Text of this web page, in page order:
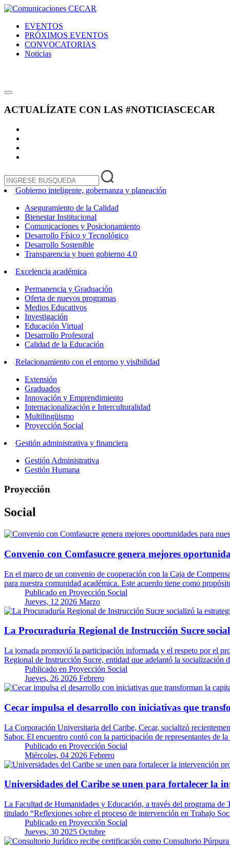
EVENTOS
PRÓXIMOS EVENTOS
CONVOCATORIAS
Noticias
ACTUALÍZATE CON LAS #NOTICIASCECAR
Gobierno inteligente, gobernanza y planeación
Aseguramiento de la Calidad
Bienestar Institucional
Comunicaciones y Posicionamiento
Desarrollo Físico y Tecnológico
Desarrollo Sostenible
Transparencia y buen gobierno 4.0
Excelencia académica
Permanencia y Graduación
Oferta de nuevos programas
Medios Educativos
Investigación
Educación Virtual
Desarrollo Profesoral
Calidad de la Educación
Relacionamiento con el entorno y visibilidad
Extensión
Graduados
Innovación y Emprendimiento
Internacionalización e Interculturalidad
Multilingüismo
Proyección Social
Gestión administrativa y financiera
Gestión Administrativa
Gestión Humana
Proyección
Social
Convenio con Comfasucre genera mejores
En el marco de un convenio de cooperación con la Caja de
para nuestra comunidad académica. Este acuerdo tiene como
Publicado en Proyección Social
Jueves, 12 2026 Marzo
La Procuraduría Regional de Instrucción Sucre
La jornada promovió la participación informada y el respeto por el
Regional de Instrucción Sucre, entidad que adelantó la socialización
Publicado en Proyección Social
Jueves, 26 2026 Febrero
Cecar impulsa el desarrollo con iniciativas que
La Corporación Universitaria del Caribe, Cecar, socializó
Sabor. El encuentro contó con la participación de representantes de
Publicado en Proyección Social
Miércoles, 04 2026 Febrero
Universidades del Caribe se unen para fortalecer la
La Facultad de Humanidades y Educación, a través del programa
titulado “Reflexiones sobre el proceso de intervención en Trabajo
Publicado en Proyección Social
Jueves, 30 2025 Octubre